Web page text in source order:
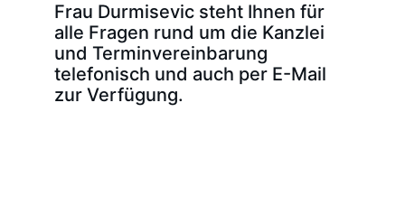
Frau Durmisevic steht Ihnen für
alle Fragen rund um die Kanzlei
und Terminvereinbarung
telefonisch und auch per E-Mail
zur Verfügung.